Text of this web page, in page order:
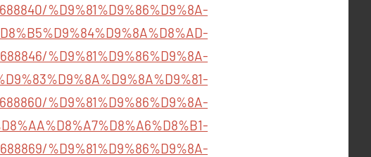
%D9%81%D9%86%D9%8A-
%D9%81%D9%86%D9%8A-
%D9%81%D9%86%D9%8A-
%D9%81%D9%86%D9%8A-